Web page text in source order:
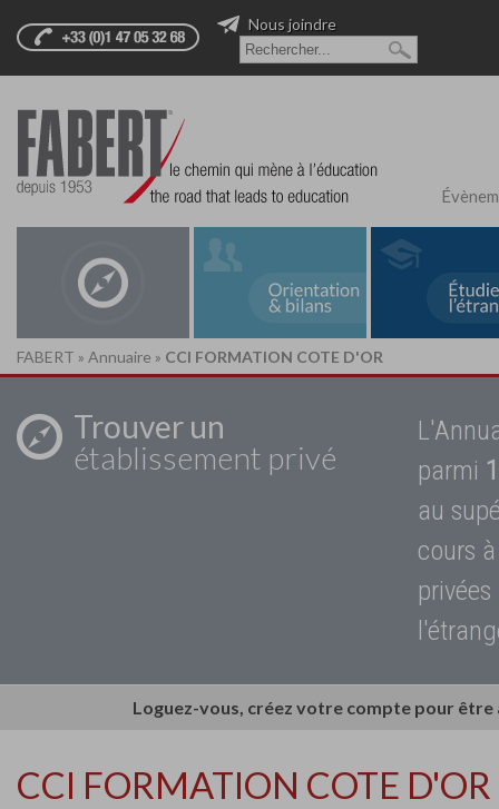
Nous joindre
FABERT » Annuaire » CCI FORMATION COTE D'OR
Trouver un
établissement privé
parmi
au
cours
Loguez-vous, créez votre compte pour
CCI FORMATION COTE D'OR